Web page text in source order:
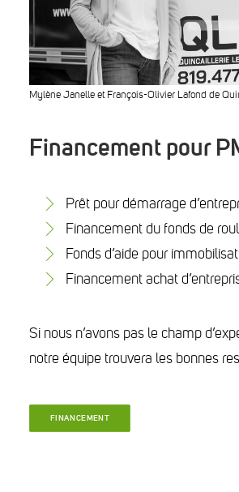
Mylène Janelle et François-Olivier Lafond de
Financement pour
Prêt pour démarrage
Financement du fonds de
Fonds d’aide pour
Financement achat
Si nous n’avons pas le champ
notre équipe trouvera les bonnes
FINANCEMENT